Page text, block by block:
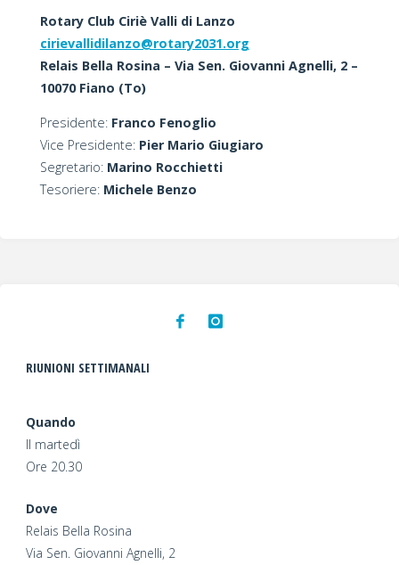
Rotary Club Ciriè Valli di Lanzo
cirievallidilanzo@rotary2031.org
Relais Bella Rosina – Via Sen. Giovanni Agnelli, 2 –
10070 Fiano (To)
Presidente: Franco Fenoglio
Vice Presidente: Pier Mario Giugiaro
Segretario:Marino Rocchietti
Tesoriere:Michele Benzo
RIUNIONI SETTIMANALI
Quando
Il martedì
Ore 20.30
Dove
Relais Bella Rosina
Via Sen. Giovanni Agnelli, 2